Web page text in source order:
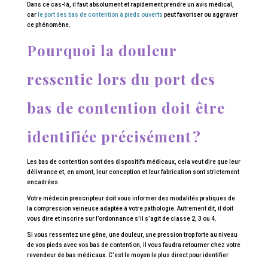
Dans ce cas-là, il faut absolument et rapidement prendre un avis médical,
car le port des bas de contention à pieds ouverts peut favoriser ou aggraver
ce phénomène.
Pourquoi la douleur
ressentie lors du port des
bas de contention doit être
identifiée précisément ?
Les bas de contention sont des dispositifs médicaux, cela veut dire que leur
délivrance et, en amont, leur conception et leur fabrication sont strictement
encadrées.
Votre médecin prescripteur doit vous informer des modalités pratiques de
la compression veineuse adaptée à votre pathologie. Autrement dit, il doit
vous dire et inscrire sur l’ordonnance s’il s’agit de classe 2, 3 ou 4.
Si vous ressentez une gêne, une douleur, une pression trop forte au niveau
de vos pieds avec vos bas de contention, il vous faudra retourner chez votre
revendeur de bas médicaux. C’est le moyen le plus direct pour identifier